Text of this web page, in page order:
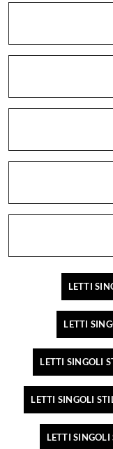
LETTI
LETTI
LETTI SINGOLI
LETTI SINGOLI
LETTI